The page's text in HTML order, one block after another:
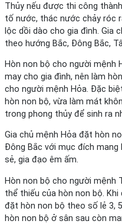
Thủy nếu được thi công
tố nước, thác nước chảy róc
lộc dồi dào cho gia đình. Gia
theo hướng Bắc, Đông Bắc,
Hòn non bộ cho người mệnh
may cho gia đình, nên làm
cho người mệnh Hỏa. Đặc
hòn non bộ, vừa làm mát
trong phong thủy để sinh ra
Gia chủ mệnh Hỏa đặt hòn
Đông Bắc với mục đích
sẻ, gia đạo êm ấm.
Hòn non bộ cho người mệnh
thể thiếu của hòn non bộ.
đặt hòn non bộ theo số lẻ 3,
hòn non bộ ở sân sau còn